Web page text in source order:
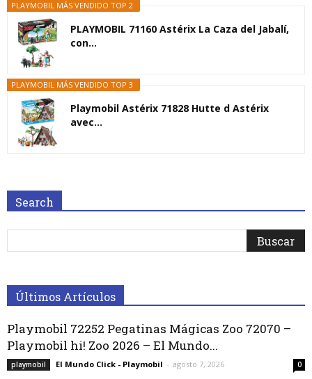
PLAYMOBIL MÁS VENDIDO TOP 2
PLAYMOBIL 71160 Astérix La Caza del Jabalí,
con...
PLAYMOBIL MÁS VENDIDO TOP 3
Playmobil Astérix 71828 Hutte d Astérix
avec...
Search
Últimos Artículos
Playmobil 72252 Pegatinas Mágicas Zoo 72070 –
Playmobil hi! Zoo 2026 – El Mundo...
playmobil El Mundo Click - Playmobil - agosto 7, 2026 0